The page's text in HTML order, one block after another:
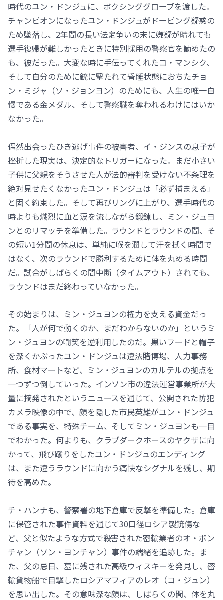
時代のユン・ドンジュに、ボクシンググローブを渡した。
チャンピオンになったユン・ドンジュがドーピング疑惑の
ため墜落し、2年間の長い法定争いの末に嫌疑が晴れても
選手復帰が難しかったときに特別採用の警察官を勧めたの
も、彼だった。大変な時に手伝ってくれたコ・マンシク、
そして自分のために銃に撃たれて昏睡状態におちたチョ
ン・ミジャ（ソ・ジョンヨン）のためにも、人生の唯一自
慢である金メダル、そして警察職を奪われるわけにはいか
なかった。
偶然出会ったひき逃げ事件の被害者、イ・ジンスの息子が
挫折した現実は、決定的なトリガーになった。まだ小さい
子供に父親をそうさせた人が法的審判を受けない不条理を
絶対見せたくなかったユン・ドンジュは「必ず捕まえる」
と固く約束した。そして再びリングに上がり、選手時代の
時よりも熾烈に血と涙を流しながら鍛錬し、ミン・ジュヨ
ンとのリマッチを準備した。ラウンドとラウンドの間、そ
の短い1分間の休息は、単純に喉を潤して汗を拭く時間で
はなく、次のラウンドで勝利するために体を丸める時間
だ。試合がしばらくの間中断（タイムアウト）されても、
ラウンドはまだ終わっていなかった。
その始まりは、ミン・ジュヨンの権力を支える資金だっ
た。「人が何で動くのか、まだわからないのか」というミ
ン・ジュヨンの嘲笑を逆利用したのだ。黒いフードと帽子
を深くかぶったユン・ドンジュは違法賭博場、人力事務
所、食材マートなど、ミン・ジュヨンのカルテルの拠点を
一つずつ倒していった。インソン市の違法運営事業所が大
量に摘発されたというニュースを通じて、公開された防犯
カメラ映像の中で、顔を隠した市民英雄がユン・ドンジュ
である事実を、特殊チーム、そしてミン・ジュヨンも一目
でわかった。何よりも、クラブダークホースのヤクザに向
かって、飛び蹴りをしたユン・ドンジュのエンディング
は、また違うラウンドに向かう痛快なシグナルを残し、期
待を高めた。
チ・ハンナも、警察署の地下倉庫で反撃を準備した。倉庫
に保管された事件資料を通じて30口径ロシア製銃傷な
ど、父と似たような方式で殺害された密輸業者のオ・ボン
チャン（ソン・ヨンチャン）事件の端緒を追跡した。ま
た、父の忌日、墓に残された高級ウィスキーを発見し、密
輸貨物船で目撃したロシアマフィアのレオ（コ・ジュン）
を思い出した。その意味深な顔は、しばらくの間、体を丸